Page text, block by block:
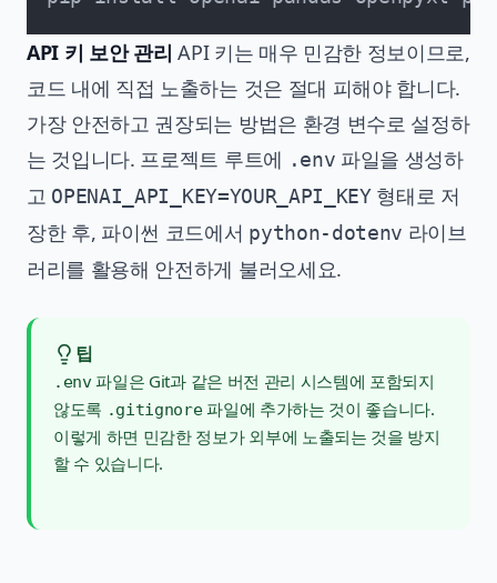
API 키 보안 관리 API 키는 매우 민감한 정보이므로,
코드 내에 직접 노출하는 것은 절대 피해야 합니다.
가장 안전하고 권장되는 방법은 환경 변수로 설정하
는 것입니다. 프로젝트 루트에 .env 파일을 생성하
고 OPENAI_API_KEY=YOUR_API_KEY형태로 저
장한 후, 파이썬 코드에서 python-dotenv 라이브
러리를 활용해 안전하게 불러오세요.
팁
.env파일은 Git과 같은 버전 관리 시스템에 포함되지
않도록 .gitignore파일에 추가하는 것이 좋습니다.
이렇게 하면 민감한 정보가 외부에 노출되는 것을 방지
할 수 있습니다.